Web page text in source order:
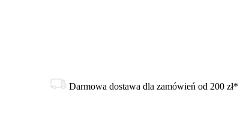
Darmowa dostawa dla zamówień od 200 zł*